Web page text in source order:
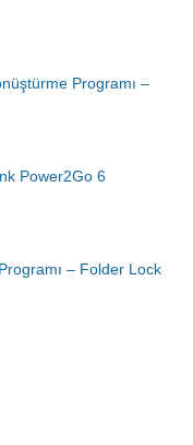
Programı –
Power2Go 6
– Folder Lock